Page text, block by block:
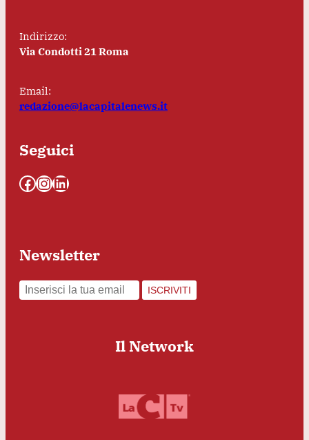
Indirizzo:
Via Condotti 21 Roma
Email:
redazione@lacapitalenews.it
Seguici
Facebook InstagramLinkedIn
Newsletter
ISCRIVITI
Il Network